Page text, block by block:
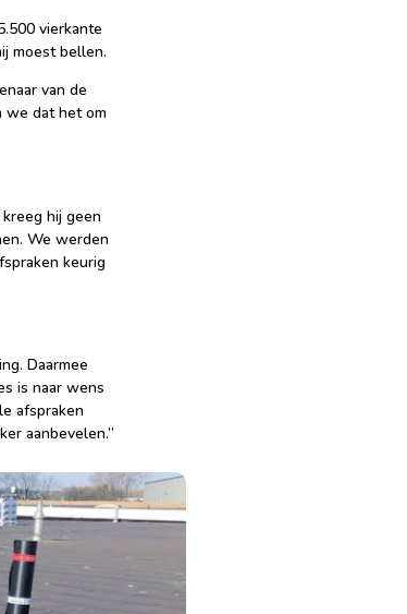
vierkante
moest bellen.
van de
we dat het om
hij geen
We werden
keurig
Daarmee
is naar wens
afspraken
aanbevelen.”